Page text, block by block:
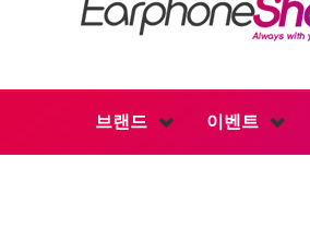
브랜드 이벤트